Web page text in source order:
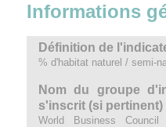
Informations
Définition de
% d'habitat naturel / semi-
Nom du groupe
s'inscrit (si pertinent)
World Business Council